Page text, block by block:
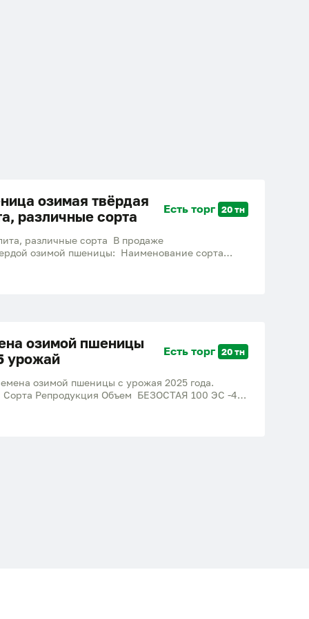
озимая твёрдая
различные сорта
Есть торг 20 тн
различные сорта В продаже
озимой пшеницы: Наименование сорта
250 тонн; КРУПИНКА ЭС 100 тонн; КРУЧА ЭС
озимой пшеницы
урожай
Есть торг 20 тн
озимой пшеницы с урожая 2025 года.
Репродукция Объем БЕЗОСТАЯ 100 ЭС -400
возможна поставка в любой регион, договор,